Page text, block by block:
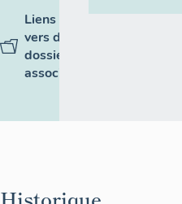
Liens
vers des
dossiers
associés